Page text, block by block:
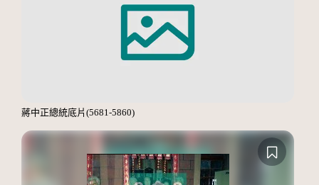
蔣中正總統底片(5681-5860)